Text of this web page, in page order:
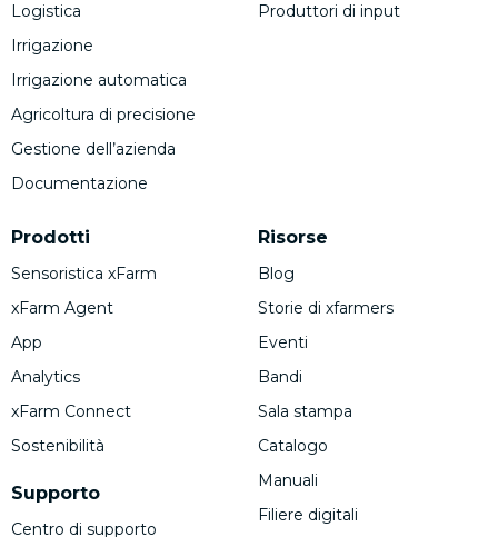
Logistica
Irrigazione
Irrigazione automatica
Agricoltura di precisione
Gestione dell’azienda
Documentazione
Prodotti
Sensoristica xFarm
xFarm Agent
App
Analytics
xFarm Connect
Sostenibilità
Supporto
Centro di supporto
Produttori di input
Risorse
Blog
Storie di xfarmers
Eventi
Bandi
Sala stampa
Catalogo
Manuali
Filiere digitali